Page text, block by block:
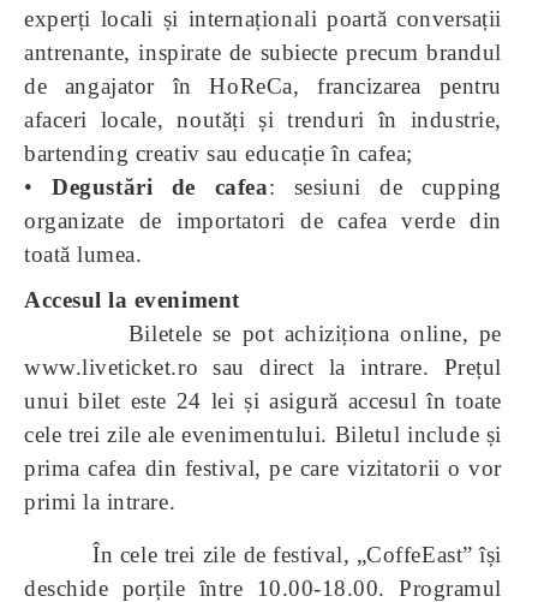
experți locali și internaționali poartă conversații
antrenante, inspirate de subiecte precum brandul
de angajator în HoReCa, francizarea pentru
afaceri locale, noutăți și trenduri în industrie,
bartending creativ sau educație în cafea;
•Degustări de cafea: sesiuni de cupping
organizate de importatori de cafea verde din
toată lumea.
Accesul la eveniment
Biletele se pot achiziționa online, pe
www.liveticket.ro sau direct la intrare. Prețul
unui bilet este 24 lei și asigură accesul în toate
cele trei zile ale evenimentului. Biletul include și
prima cafea din festival, pe care vizitatorii o vor
primi la intrare.
În cele trei zile de festival, „CoffeEast” își
deschide porțile între 10.00-18.00. Programul